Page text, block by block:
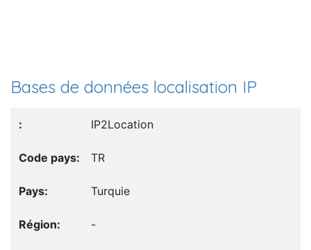
Bases de données localisation IP
IP2Location
TR
Turquie
-